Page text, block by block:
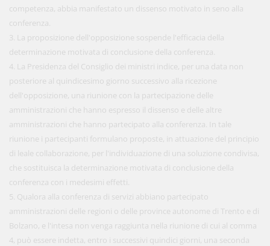
competenza, abbia manifestato un dissenso motivato in seno alla
conferenza.
3. La proposizione dell'opposizione sospende l'efficacia della
determinazione motivata di conclusione della conferenza.
4. La Presidenza del Consiglio dei ministri indice, per una data non
posteriore al quindicesimo giorno successivo alla ricezione
dell'opposizione, una riunione con la partecipazione delle
amministrazioni che hanno espresso il dissenso e delle altre
amministrazioni che hanno partecipato alla conferenza. In tale
riunione i partecipanti formulano proposte, in attuazione del principio
di leale collaborazione, per l'individuazione di una soluzione condivisa,
che sostituisca la determinazione motivata di conclusione della
conferenza con i medesimi effetti.
5. Qualora alla conferenza di servizi abbiano partecipato
amministrazioni delle regioni o delle province autonome di Trento e di
Bolzano, e l'intesa non venga raggiunta nella riunione di cui al comma
4, può essere indetta, entro i successivi quindici giorni, una seconda